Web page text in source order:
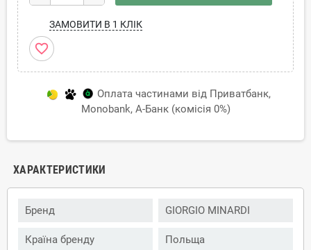
ЗАМОВИТИ В 1 КЛІК
favorite_border
Оплата частинами від Приватбанк,
Monobank, А-Банк (комісія 0%)
ХАРАКТЕРИСТИКИ
Бренд GIORGIO MINARDI
Країна бренду Польща